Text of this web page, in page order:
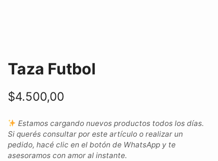
Taza Futbol
$4.500,00
Estamos cargando nuevos productos todos los días.
Si querés consultar por este artículo o realizar un
pedido, hacé clic en el botón de WhatsApp y te
asesoramos con amor al instante.